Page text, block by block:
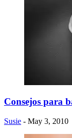
Consejos para
Susie - May 3, 2010